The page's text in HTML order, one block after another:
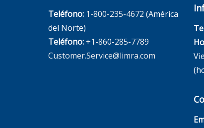
Teléfono: 1-800-235-4672 (América
del Norte)
Teléfono: +1-860-285-7789
Customer.Service@limra.com